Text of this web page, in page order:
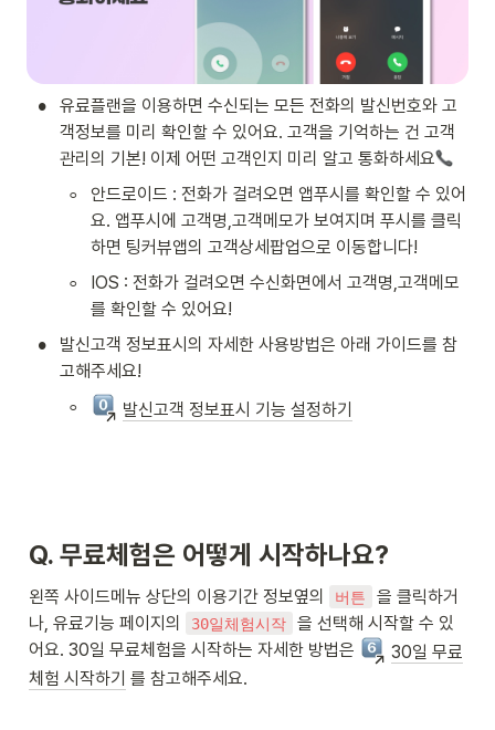
•
유료플랜을 이용하면 수신되는 모든 전화의 발신번호와 고
객정보를 미리 확인할 수 있어요. 고객을 기억하는 건 고객
관리의 기본! 이제 어떤 고객인지 미리 알고 통화하세요
◦
안드로이드 : 전화가 걸려오면 앱푸시를 확인할 수 있어
요. 앱푸시에 고객명,고객메모가 보여지며 푸시를 클릭
하면 팅커뷰앱의 고객상세팝업으로 이동합니다!
◦
IOS : 전화가 걸려오면 수신화면에서 고객명,고객메모
를 확인할 수 있어요!
•
발신고객 정보표시의 자세한 사용방법은 아래 가이드를 참
고해주세요!
◦ 발신고객 정보표시 기능 설정하기
Q. 무료체험은 어떻게 시작하나요?
왼쪽 사이드메뉴 상단의 이용기간 정보옆의 버튼
을 클릭하거
나, 유료기능 페이지의
30일체험시작
을 선택해 시작할 수 있
어요. 30일 무료체험을 시작하는 자세한 방법은
30일 무료
체험 시작하기 를 참고해주세요.